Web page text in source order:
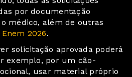
por documentação
médico, além de outras
2026.
solicitação aprovada poderá
exemplo, por um cão-
usar material próprio